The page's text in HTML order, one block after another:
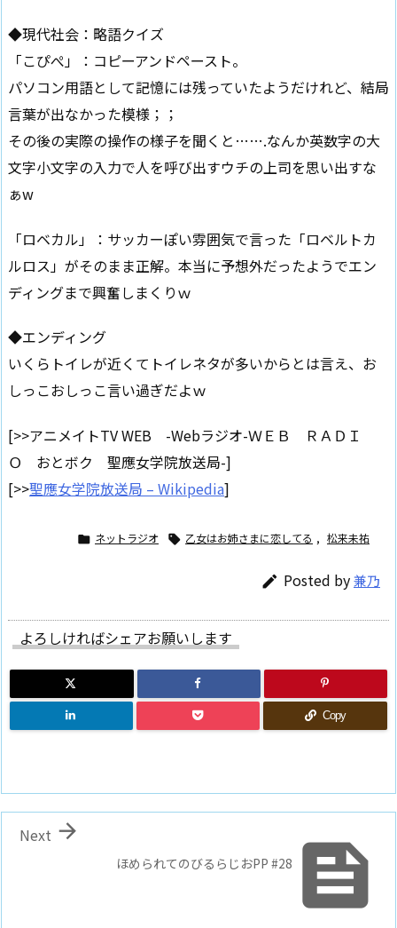
◆現代社会：略語クイズ
「こぴぺ」：コピーアンドペースト。
パソコン用語として記憶には残っていたようだけれど、結局
言葉が出なかった模様；；
その後の実際の操作の様子を聞くと…….なんか英数字の大
文字小文字の入力で人を呼び出すウチの上司を思い出すな
ぁw
「ロベカル」：サッカーぽい雰囲気で言った「ロベルトカ
ルロス」がそのまま正解。本当に予想外だったようでエン
ディングまで興奮しまくりｗ
◆エンディング
いくらトイレが近くてトイレネタが多いからとは言え、お
しっこおしっこ言い過ぎだよｗ
[>>アニメイトTV WEB -Webラジオ-ＷＥＢ ＲＡＤＩ
Ｏ おとボク 聖應女学院放送局-]
[>>聖應女学院放送局 – Wikipedia]
 ネットラジオ  乙女はお姉さまに恋してる , 松来未祐
 Posted by兼乃
よろしければシェアお願いします
Copy

ほめられてのびるらじおPP #28

Next